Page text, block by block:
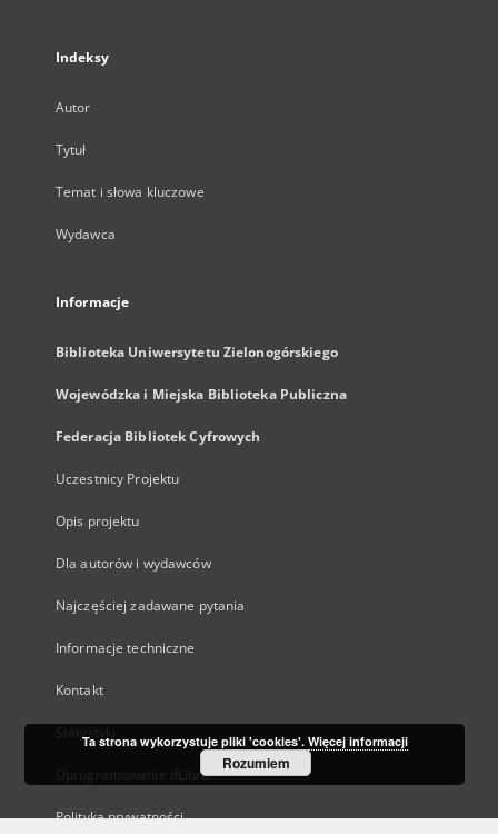
Indeksy
Autor
Tytuł
Temat i słowa kluczowe
Wydawca
Informacje
Biblioteka Uniwersytetu Zielonogórskiego
Wojewódzka i Miejska Biblioteka Publiczna
Federacja Bibliotek Cyfrowych
Uczestnicy Projektu
Opis projektu
Dla autorów i wydawców
Najczęściej zadawane pytania
Informacje techniczne
Kontakt
Statystyki
Oprogramowanie dLibra
Polityka prywatności
Ta strona wykorzystuje pliki 'cookies'. Więcej informacji
Rozumiem